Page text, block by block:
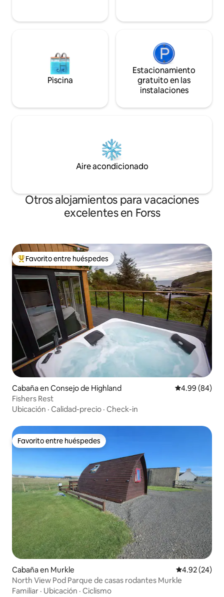
Piscina
Estacionamiento
gratuito en las
instalaciones
Aire acondicionado
Otros alojamientos para vacaciones
excelentes en Forss
Favorito entre huéspedes preferido
Favorito entre huéspedes
Cabaña en Consejo de Highland Calificación
4.99 (84)
Fishers Rest
Ubicación · Calidad-precio · Check-in
Favorito entre huéspedes
Favorito entre huéspedes
Cabaña en Murkle Calificación
4.92 (24)
North View Pod Parque de casas rodantes Murkle
Familiar · Ubicación · Ciclismo